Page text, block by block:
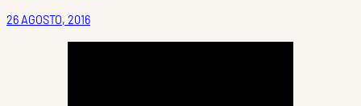
26 AGOSTO, 2016